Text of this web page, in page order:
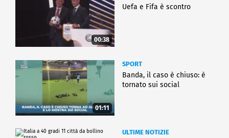
00:38
Uefa e Fifa è scontro
01:11
SPORT
Banda, il caso è chiuso: è
tornato sui social
ULTIME NOTIZIE